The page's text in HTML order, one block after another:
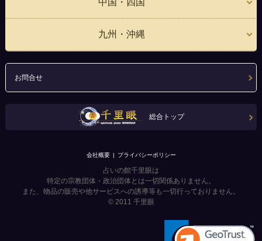
中国・四国
九州・沖縄
お問合せ
総合トップ
会社概要 プライバシーポリシー
占いの館千里眼は
特定の宗教団体・政治団体とは一切関係ありません。
また、物品の販売や他サービスへの誘導等も一切行っておりません。
© 2011 千里眼